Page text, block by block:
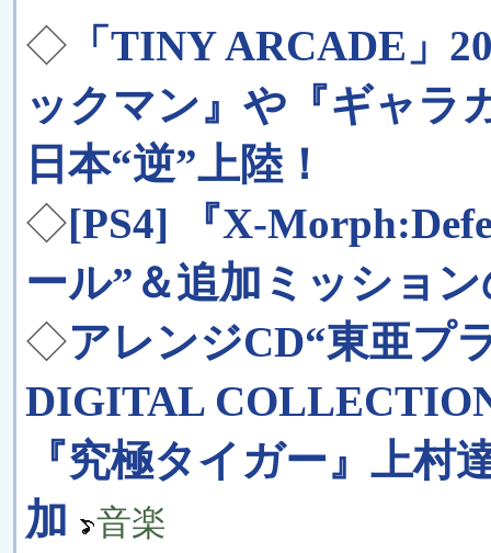
◇ 「TINY ARCADE」
ックマン』や『ギャラ
日本“逆”上陸！
◇[PS4] 『X-
ール”＆追加ミッショ
◇アレンジCD“東亜プ
DIGITAL
『究極タイガー』上村
加
音楽